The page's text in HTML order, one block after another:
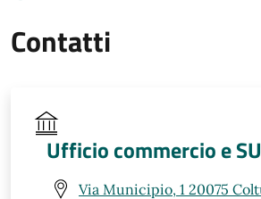
Contatti
Ufficio commercio e
Via Municipio, 1 20075